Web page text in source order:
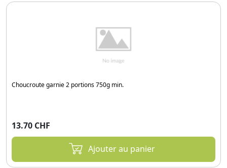
Choucroute garnie 2 portions 750g min.
13.70 CHF
Ajouter au panier